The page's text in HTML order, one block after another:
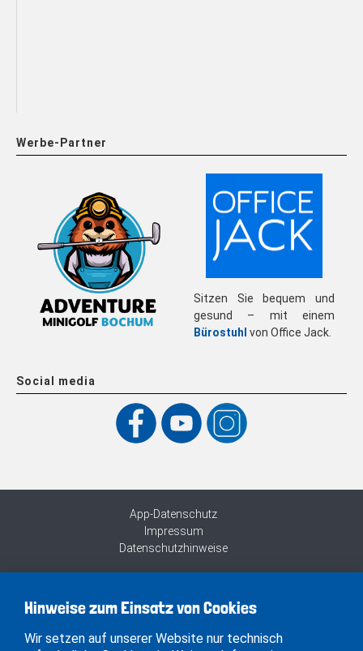
Werbe-Partner
Sitzen Sie bequem und
gesund – mit einem
Bürostuhl von Office Jack.
Social media
App-Datenschutz
Impressum
Datenschutzhinweise
Hinweise zum Einsatz von Cookies
Wir setzen auf unserer Website nur technisch